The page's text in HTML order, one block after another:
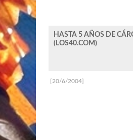
HASTA 5 AÑOS DE
(LOS40.COM)
[20/6/2004]